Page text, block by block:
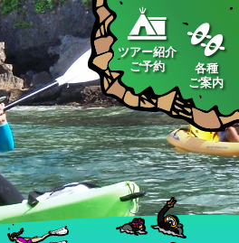
ツアー紹介
ご予約
各種
ご案内